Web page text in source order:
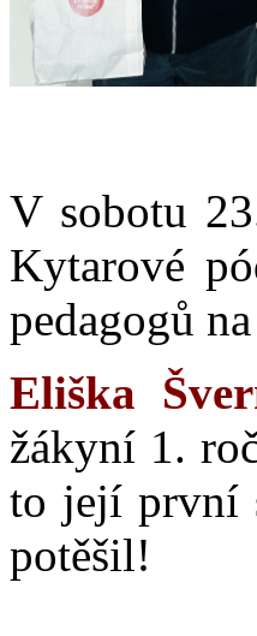
V sobotu
Kytarové
pedagogů
Eliška
žákyní 1.
to její první
potěšil!